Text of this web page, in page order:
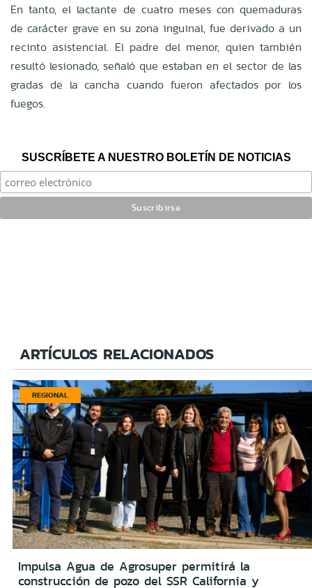
En tanto, el lactante de cuatro meses con quemaduras
de carácter grave en su zona inguinal, fue derivado a un
recinto asistencial. El padre del menor, quien también
resultó lesionado, señaló que estaban en el sector de las
gradas de la cancha cuando fueron afectados por los
fuegos.
SUSCRÍBETE A NUESTRO BOLETÍN DE NOTICIAS
ARTÍCULOS RELACIONADOS
REGIONAL
Impulsa Agua de Agrosuper permitirá la
construcción de pozo del SSR California y